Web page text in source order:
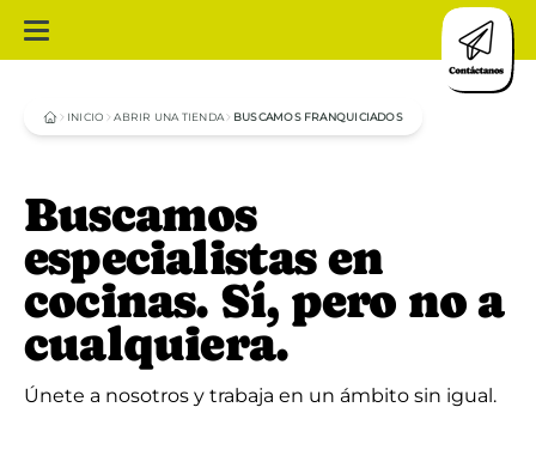
INICIO ABRIR UNA TIENDA BUSCAMOS FRANQUICIADOS
Buscamos
especialistas en
cocinas. Sí, pero no a
cualquiera.
Únete a nosotros y trabaja en un ámbito sin igual.